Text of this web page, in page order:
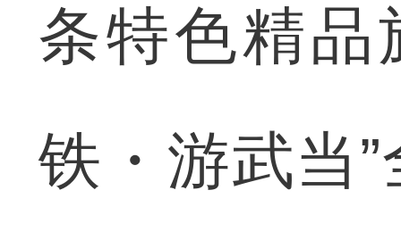
条特色精品
铁・游武当